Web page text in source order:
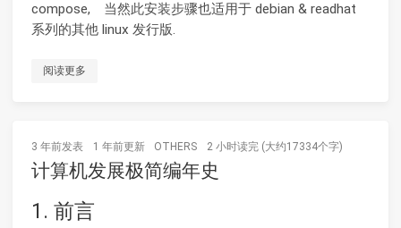
compose, 当然此安装步骤也适用于 debian & readhat
系列的其他 linux 发行版.
阅读更多
3 年前发表 1 年前更新 OTHERS 2 小时读完 (大约17334个字)
计算机发展极简编年史
1. 前言